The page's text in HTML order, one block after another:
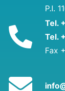
P.I.
Tel.
Tel.
Fax